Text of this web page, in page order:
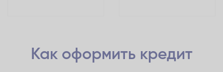
Как оформить кредит